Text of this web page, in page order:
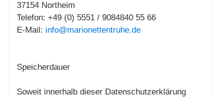
37154 Northeim
Telefon: +49 (0) 5551 / 9084840 55 66
E-Mail: info@marionettentruhe.de
Speicherdauer
Soweit innerhalb dieser Datenschutzerklärung